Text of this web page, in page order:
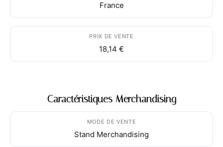
France
PRIX DE VENTE
18,14 €
Caractéristiques Merchandising
MODE DE VENTE
Stand Merchandising